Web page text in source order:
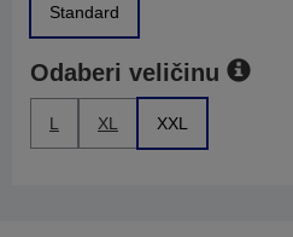
Standard
Odaberi veličinu
L XL XXL